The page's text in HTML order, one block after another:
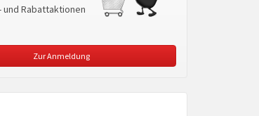
und Rabattaktionen
Zur Anmeldung